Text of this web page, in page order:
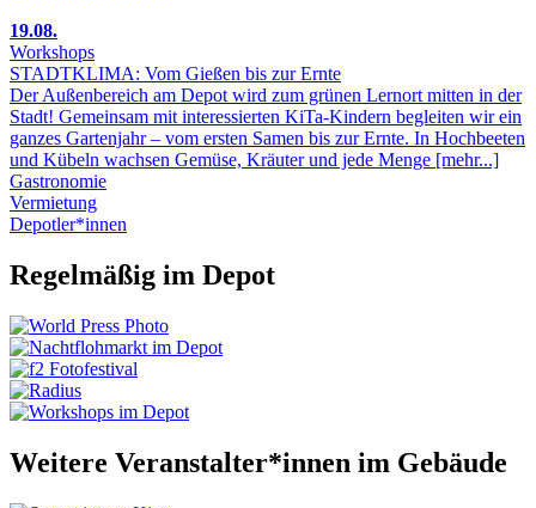
19.08.
Workshops
STADTKLIMA: Vom Gießen bis zur Ernte
Der Außenbereich am Depot wird zum grünen Lernort mitten in der
Stadt! Gemeinsam mit interessierten KiTa-Kindern begleiten wir ein
ganzes Gartenjahr – vom ersten Samen bis zur Ernte. In Hochbeeten
und Kübeln wachsen Gemüse, Kräuter und jede Menge [mehr...]
Gastronomie
Vermietung
Depotler*innen
Regelmäßig im Depot
Weitere Veranstalter*innen im Gebäude